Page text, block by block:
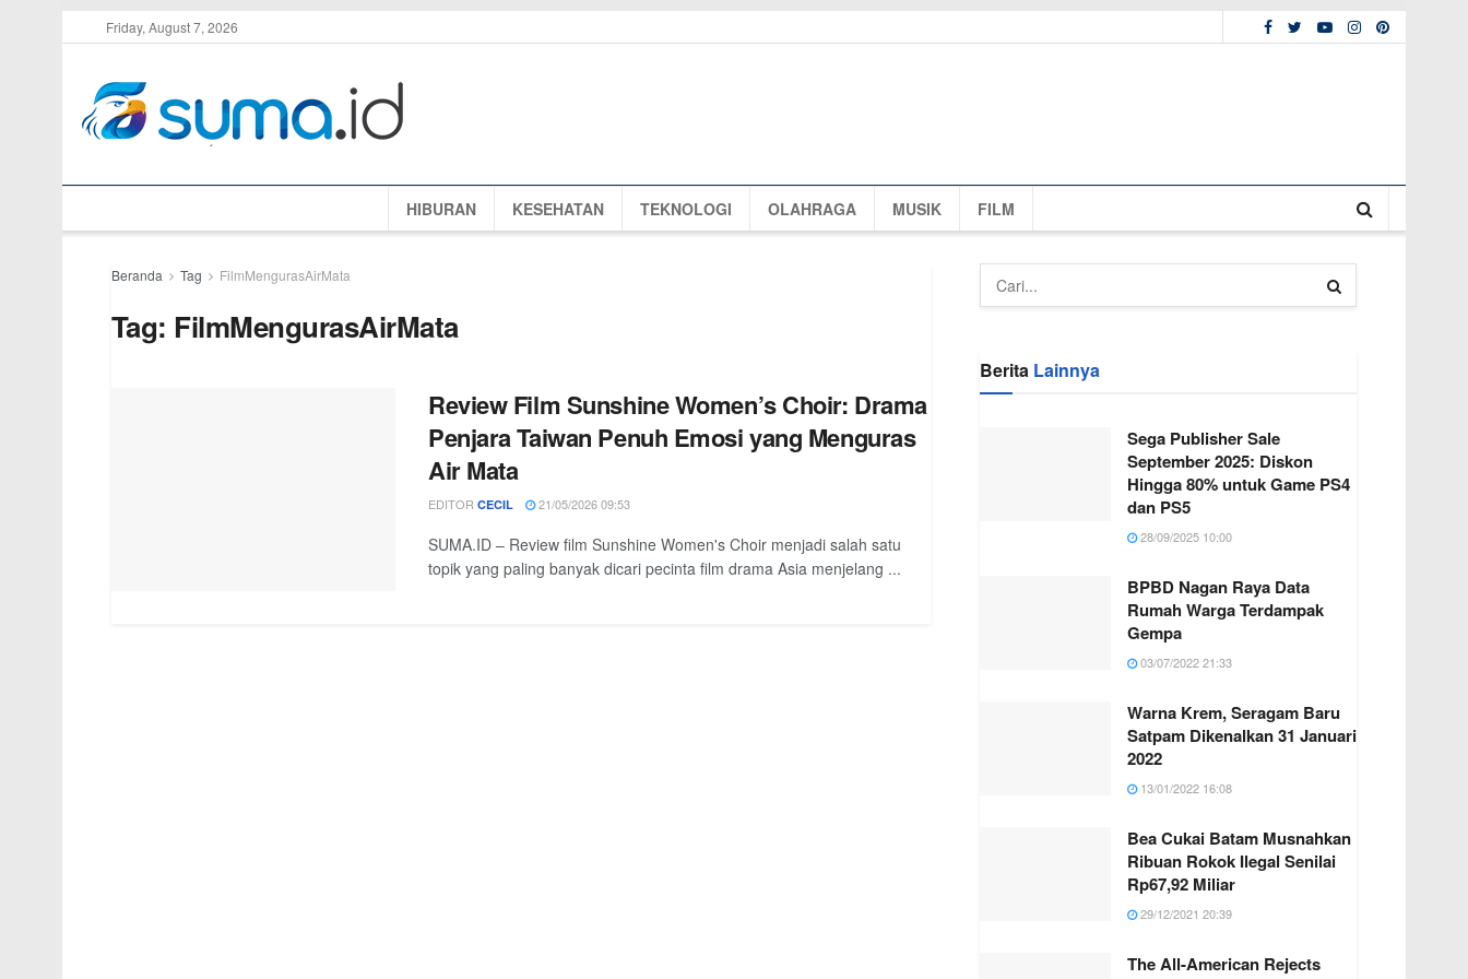
Friday, August 7, 2026
HIBURAN KESEHATAN TEKNOLOGI OLAHRAGA MUSIK FILM
Beranda Tag FilmMengurasAirMata
Tag: FilmMengurasAirMata
Review Film Sunshine Women’s Choir: Drama
Penjara Taiwan Penuh Emosi yang Menguras
Air Mata
EDITOR CECIL 21/05/2026 09:53
SUMA.ID – Review film Sunshine Women's Choir menjadi salah satu
topik yang paling banyak dicari pecinta film drama Asia menjelang ...
Berita Lainnya
Sega Publisher Sale
September 2025: Diskon
Hingga 80% untuk Game PS4
dan PS5
28/09/2025 10:00
BPBD Nagan Raya Data
Rumah Warga Terdampak
Gempa
03/07/2022 21:33
Warna Krem, Seragam Baru
Satpam Dikenalkan 31 Januari
2022
13/01/2022 16:08
Bea Cukai Batam Musnahkan
Ribuan Rokok Ilegal Senilai
Rp67,92 Miliar
29/12/2021 20:39
The All-American Rejects